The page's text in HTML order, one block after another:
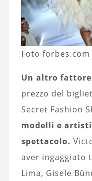
Foto forbes.com
Un altro
prezzo del
Secret Fashion
modelli e
spettacolo.
aver ingaggiato
Lima, Gisele